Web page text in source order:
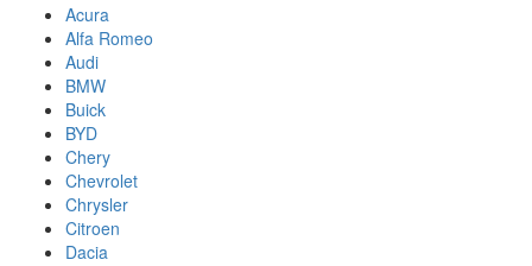
Acura
Alfa Romeo
Audi
BMW
Buick
BYD
Chery
Chevrolet
Chrysler
Citroen
Dacia